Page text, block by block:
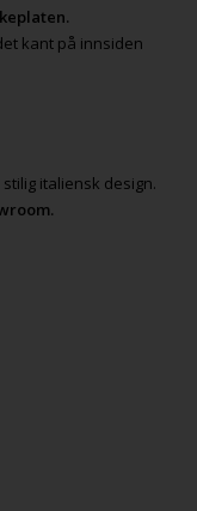
kant på innsiden
italiensk design.